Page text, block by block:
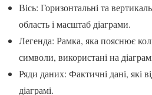
Вісь: Горизонтальні та
область і масштаб діаграми.
Легенда: Рамка, яка пояснює
символи, використані на
Ряди даних: Фактичні дані, які
діаграмі.